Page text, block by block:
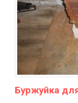
Буржуйка